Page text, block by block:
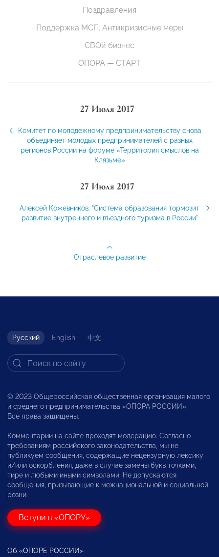
Поздравления
Поддержка МСП. Антикризисные меры
СВОй бизнес
ОПОРА — СТАРТ
27 Июля 2017
Комитет по молодежному предпринимательству снова
объединяет молодых предпринимателей с разных
регионов России на форуме «Территория смыслов на
Клязьме»
27 Июля 2017
Алексей Кожевников: "Система образования тормозит
развитие внутреннего и въездного туризма в России"
Отраслевое развитие
Русский English 中文
© 2023 Общероссийская общественная организация малого
и среднего предпринимательства «ОПОРА РОССИИ».
Все права защищены.
Комментарии на сайте проходят модерацию. Согласно
требованиям российского законодательства, мы не
публикуем сообщения, содержащие нецензурную лексику
и/или оскорбления, даже в случае замены букв точками,
тире и любыми иными символами. Не допускаются
сообщения, призывающие к межнациональной и социальной
розни.
Вступи в «ОПОРУ»
Об «ОПОРЕ РОССИИ»